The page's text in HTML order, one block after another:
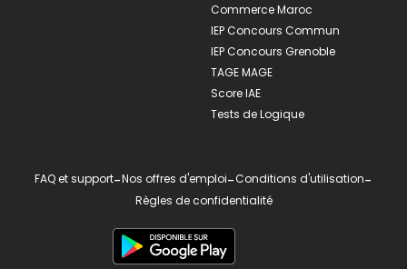
Commerce Maroc
IEP Concours Commun
IEP Concours Grenoble
TAGE MAGE
Score IAE
Tests de Logique
FAQ et support-Nos offres d'emploi-Conditions d'utilisation-
Règles de confidentialité